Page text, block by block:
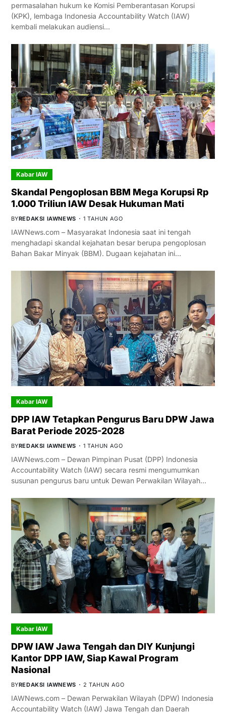
permasalahan hukum ke Komisi Pemberantasan Korupsi
(KPK), lembaga Indonesia Accountability Watch (IAW)
kembali melakukan audiensi…
Kabar IAW
Skandal Pengoplosan BBM Mega Korupsi Rp
1.000 Triliun IAW Desak Hukuman Mati
BYREDAKSI IAWNEWS 1 TAHUN AGO
IAWNews.com – Masyarakat Indonesia saat ini tengah
menghadapi skandal kejahatan besar berupa pengoplosan
Bahan Bakar Minyak (BBM). Dugaan kejahatan ini…
Kabar IAW
DPP IAW Tetapkan Pengurus Baru DPW Jawa
Barat Periode 2025-2028
BYREDAKSI IAWNEWS 1 TAHUN AGO
IAWNews.com – Dewan Pimpinan Pusat (DPP) Indonesia
Accountability Watch (IAW) secara resmi mengumumkan
susunan pengurus baru untuk Dewan Perwakilan Wilayah…
Kabar IAW
DPW IAW Jawa Tengah dan DIY Kunjungi
Kantor DPP IAW, Siap Kawal Program
Nasional
BYREDAKSI IAWNEWS 2 TAHUN AGO
IAWNews.com – Dewan Perwakilan Wilayah (DPW) Indonesia
Accountability Watch (IAW) Jawa Tengah dan Daerah